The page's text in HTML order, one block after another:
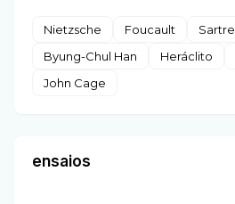
Nietzsche Foucault Sartre
Byung-Chul Han
Heráclito
John Cage
ensaios